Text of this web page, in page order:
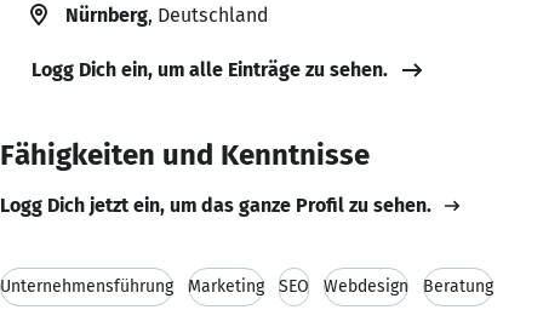
Nürnberg, Deutschland
Logg Dich ein, um alle Einträge zu sehen.
Fähigkeiten und Kenntnisse
Logg Dich jetzt ein, um das ganze Profil zu sehen.
Unternehmensführung Marketing SEO Webdesign Beratung